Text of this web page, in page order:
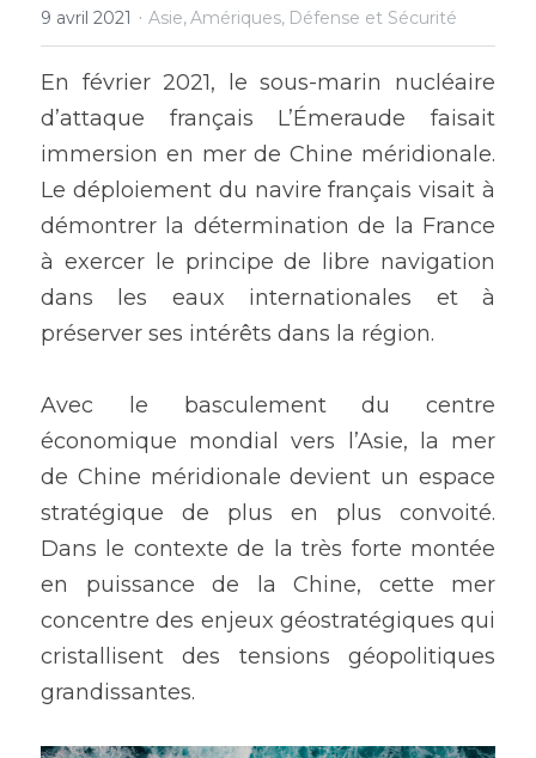
• Y7 2026
• Crise géopolitique
• Crise écologique
• Crise économique
• Crise politique
• Notre mission
• Notre gouvernance
• Nos experts
• Nos partenaires
Rechercher
Y7 2026
9 avril 2021 · Asie,Amériques, Défense et Sécurité
En février 2021, le sous-marin nucléaire
d’attaque français L’Émeraude faisait
immersion en mer de Chine méridionale.
Le déploiement du navire français visait à
démontrer la détermination de la France
à exercer le principe de libre navigation
dans les eaux internationales et à
préserver ses intérêts dans la région.
Avec le basculement du centre
économique mondial vers l’Asie, la mer
de Chine méridionale devient un espace
stratégique de plus en plus convoité.
Dans le contexte de la très forte montée
en puissance de la Chine, cette mer
concentre des enjeux géostratégiques qui
cristallisent des tensions géopolitiques
grandissantes.